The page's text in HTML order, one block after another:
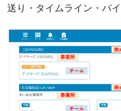
送り・タイムライン・バ